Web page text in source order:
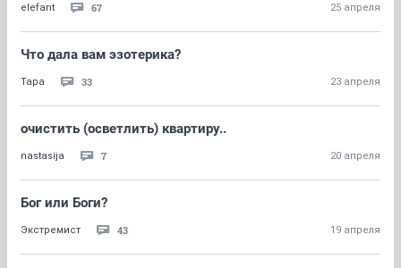
elefant 67 25 апреля
Что дала вам эзотерика?
Тара 33 23 апреля
очистить (осветлить) квартиру..
nastasija 7 20 апреля
Бог или Боги?
Экстремист 43 19 апреля